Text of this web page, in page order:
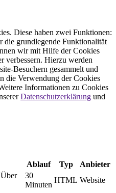
Diese haben zwei Funktionen:
die grundlegende Funktionalität
wir mit Hilfe der Cookies
verbessern. Hierzu werden
Besuchern gesammelt und
die Verwendung der Cookies
Informationen zu Cookies
Datenschutzerklärung und
Ablauf Typ
Anbieter
30
Minuten
HTML Website